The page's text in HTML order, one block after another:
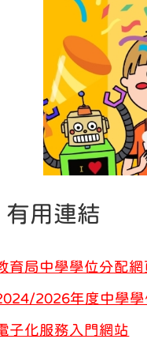
有用連結
育局中學學位分配網
2026年度中學
子化服務入門網站